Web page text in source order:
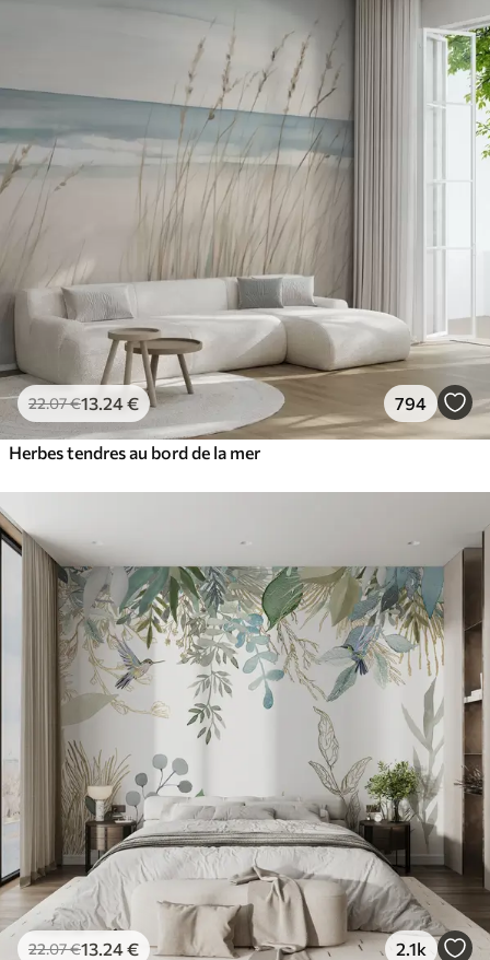
22.07€13 .24€ 794
Herbes tendres au bord de la mer
22.07€13 .24€ 2.1k